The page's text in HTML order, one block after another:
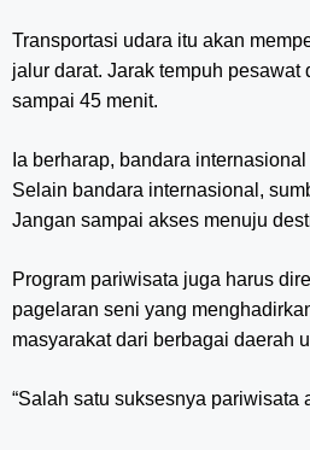
Transportasi udara itu akan
jalur darat. Jarak tempuh
sampai 45 menit.
Ia berharap, bandara
Selain bandara internasional,
Jangan sampai akses menuju
Program pariwisata juga harus
pagelaran seni yang
masyarakat dari berbagai daerah
“Salah satu suksesnya pariwisata